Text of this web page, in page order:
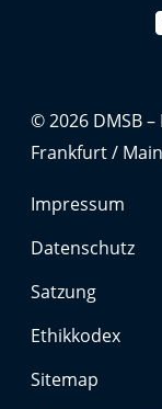
© 2026 DMSB
Frankfurt / Main
Impressum
Datenschutz
Satzung
Ethikkodex
Sitemap